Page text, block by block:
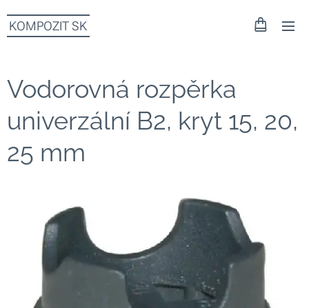
KOMPOZIT SK
Vodorovná rozpěrka
univerzální B2, kryt 15, 20,
25 mm